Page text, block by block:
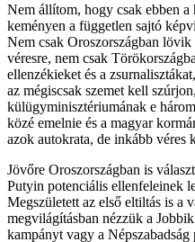
Nem állítom, hogy csak ebben a
keményen a független sajtó
Nem csak Oroszországban
véresre, nem csak
ellenzékieket és a
az mégiscsak szemet kell
külügyminisztériumának e
közé emelnie és a magyar
azok autokrata, de inkább véres
Jövőre Oroszországban is
Putyin potenciális ellenfeleinek
Megszületett az első eltiltás is a
megvilágításban nézzük a
kampányt vagy a